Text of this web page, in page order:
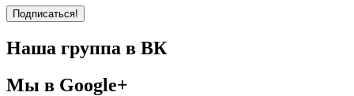
Наша группа в ВК
Мы в Google+